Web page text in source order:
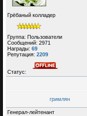
Грёбаный колладер
Группа: Пользователи
Сообщений: 2971
Награды: 69
Репутация: 2209
Статус:
гримлян
Генерал-лейтенант